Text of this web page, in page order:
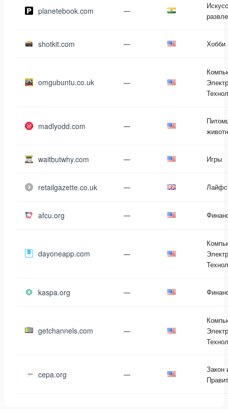
planetebook.com —
shotkit.com —
omgubuntu.co.uk —
madlyodd.com —
waitbutwhy.com — Игры
retailgazette.co.uk —
afcu.org —
dayoneapp.com —
kaspa.org —
getchannels.com —
cepa.org —
Закон